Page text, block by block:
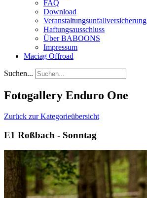
FAQ
Download
Veranstaltungsunfallversicherung
Haftungsausschluss
Über BABOONS
Impressum
Maciag Offroad
Suchen...
Fotogallery Enduro One
Zurück zur Kategorieübersicht
E1 Roßbach - Sonntag